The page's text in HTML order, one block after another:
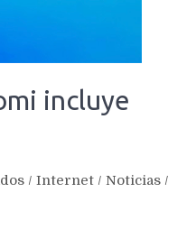
incluye
/ Internet / Noticias /